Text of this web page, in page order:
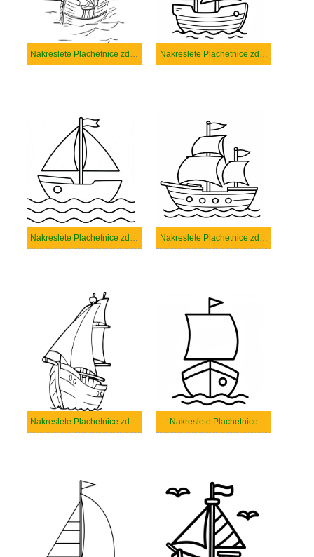
Nakreslete Plachetnice zdarma snadný tisknutelné Nakreslete Plachetnice zdarma snadný
Nakreslete Plachetnice zdarma základní tisknutelné Nakreslete Plachetnice zdarma základní
Nakreslete Plachetnice zdarma Nakreslete Plachetnice